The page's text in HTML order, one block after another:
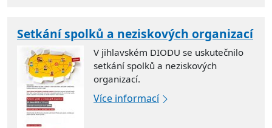
Setkání spolků a neziskových organizací
V jihlavském DIODU se uskutečnilo
setkání spolků a neziskových
organizací.
Více informací